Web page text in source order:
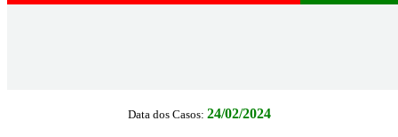
Data dos Casos: 24/02/2024